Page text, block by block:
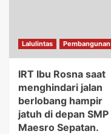
Lalulintas Pembangunan
IRT Ibu Rosna saat
menghindari jalan
berlobang hampir
jatuh di depan SMP
Maesro Sepatan.